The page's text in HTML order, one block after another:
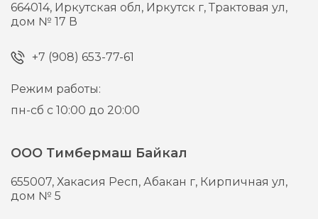
664014, Иркутская обл, Иркутск г,Трактовая ул,
дом № 17 В
+7 (908) 653-77-61
Режим работы:
пн-сб с 10:00 до 20:00
ООО Тимбермаш Байкал
655007,Хакасия Респ, Абакан г, Кирпичная ул,
дом № 5